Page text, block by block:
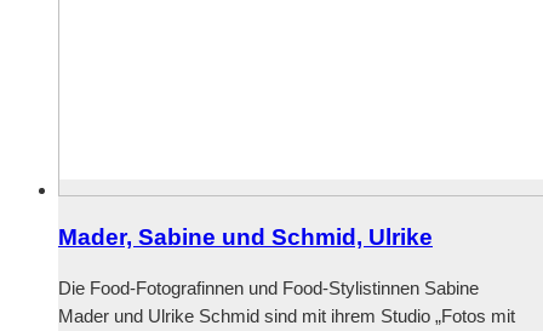
Mader, Sabine und Schmid, Ulrike
Die Food-Fotografinnen und Food-Stylistinnen Sabine
Mader und Ulrike Schmid sind mit ihrem Studio „Fotos mit